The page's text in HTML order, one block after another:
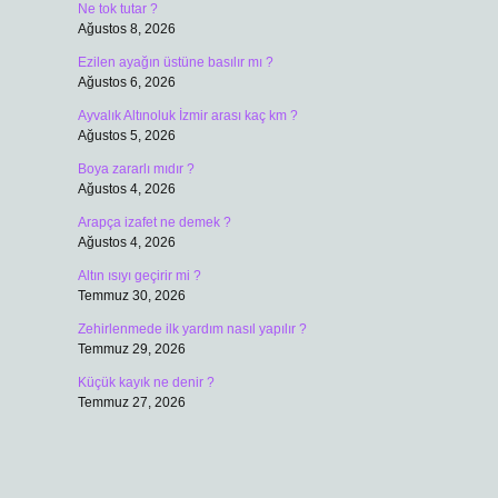
Ne tok tutar ?
Ağustos 8, 2026
Ezilen ayağın üstüne basılır mı ?
Ağustos 6, 2026
Ayvalık Altınoluk İzmir arası kaç km ?
Ağustos 5, 2026
Boya zararlı mıdır ?
Ağustos 4, 2026
Arapça izafet ne demek ?
Ağustos 4, 2026
Altın ısıyı geçirir mi ?
Temmuz 30, 2026
Zehirlenmede ilk yardım nasıl yapılır ?
Temmuz 29, 2026
Küçük kayık ne denir ?
Temmuz 27, 2026